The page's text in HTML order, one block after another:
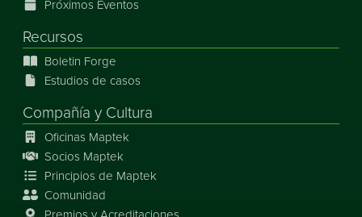
Próximos Eventos
Recursos
Boletin Forge
Estudios de casos
Compañía y Cultura
Oficinas Maptek
Socios Maptek
Principios de Maptek
Comunidad